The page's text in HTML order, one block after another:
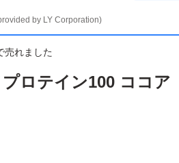
by LY Corporation)
売れました
ロテイン100 ココア